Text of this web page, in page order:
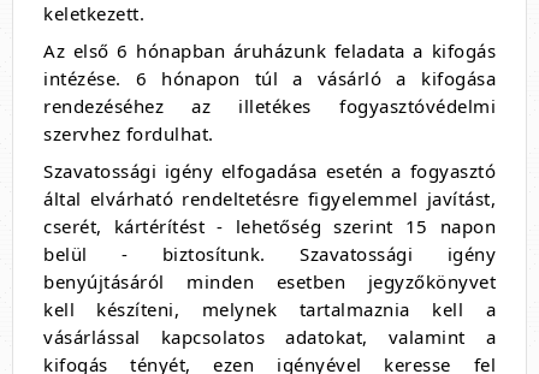
keletkezett.
Az első 6 hónapban áruházunk feladata a kifogás
intézése. 6 hónapon túl a vásárló a kifogása
rendezéséhez az illetékes fogyasztóvédelmi
szervhez fordulhat.
Szavatossági igény elfogadása esetén a fogyasztó
által elvárható rendeltetésre figyelemmel javítást,
cserét, kártérítést - lehetőség szerint 15 napon
belül - biztosítunk. Szavatossági igény
benyújtásáról minden esetben jegyzőkönyvet
kell készíteni, melynek tartalmaznia kell a
vásárlással kapcsolatos adatokat, valamint a
kifogás tényét, ezen igényével keresse fel